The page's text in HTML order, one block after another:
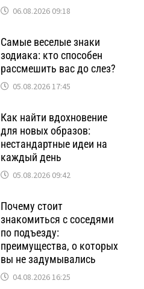
06.08.2026 09:18
Самые веселые знаки
зодиака: кто способен
рассмешить вас до слез?
05.08.2026 17:45
Как найти вдохновение
для новых образов:
нестандартные идеи на
каждый день
05.08.2026 09:42
Почему стоит
знакомиться с соседями
по подъезду:
преимущества, о которых
вы не задумывались
04.08.2026 16:25